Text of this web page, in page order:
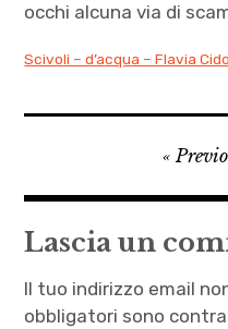
occhi alcuna via di
Scivoli – d’acqua – Flavia
,
letteratura
,
Navigazione
articoli
Lascia un
Il tuo indirizzo email
obbligatori sono